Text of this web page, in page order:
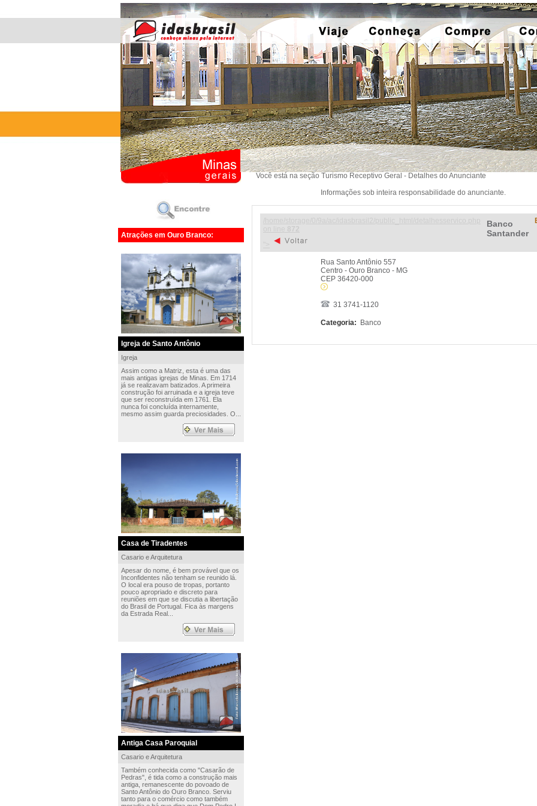
Atrações em Ouro Branco:
Igreja de Santo Antônio
Igreja
Assim como a Matriz, esta é uma das
mais antigas igrejas de Minas. Em 1714
já se realizavam batizados. A primeira
construção foi arruinada e a igreja teve
que ser reconstruída em 1761. Ela
nunca foi concluída internamente,
mesmo assim guarda preciosidades. O...
Casa de Tiradentes
Casario e Arquitetura
Apesar do nome, é bem provável que os
Inconfidentes não tenham se reunido lá.
O local era pouso de tropas, portanto
pouco apropriado e discreto para
reuniões em que se discutia a libertação
do Brasil de Portugal. Fica às margens
da Estrada Real...
Antiga Casa Paroquial
Casario e Arquitetura
Também conhecida como "Casarão de
Pedras", é tida como a construção mais
antiga, remanescente do povoado de
Santo Antônio do Ouro Branco. Serviu
tanto para o comércio como também
Você está na seção Turismo Receptivo Geral - Detalhes do Anunciante
Informações sob inteira responsabilidade do anunciante.
Banco
Santander
Rua Santo Antônio 557
Centro - Ouro Branco - MG
CEP 36420-000
31 3741-1120
Categoria: Banco